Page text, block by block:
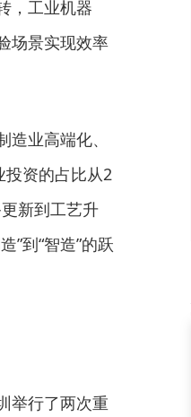
，工业机器
场景实现效率
业高端化、
投资的占比从2
新到工艺升
”到“智造”的跃
举行了两次重